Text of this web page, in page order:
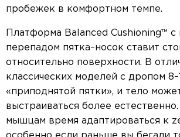
пробежек в комфортном темпе.
Платформа Balanced Cushioning™ с
перепадом пятка–носок ставит
относительно поверхности. В
классических моделей с дропом
«приподнятой пятки», и тело
выстраиваться более
мышцам время адаптироваться к